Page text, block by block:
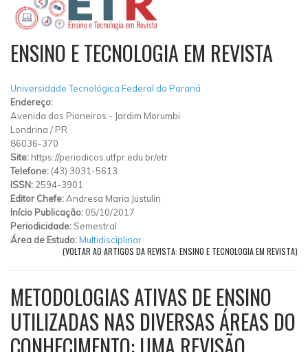
ENSINO E TECNOLOGIA EM REVISTA
Universidade Tecnológica Federal do Paraná
Endereço:
Avenida dos Pioneiros - Jardim Morumbi
Londrina / PR
86036-370
Site: https://periodicos.utfpr.edu.br/etr
Telefone: (43) 3031-5613
ISSN: 2594-3901
Editor Chefe:Andresa Maria Justulin
Início Publicação: 05/10/2017
Periodicidade: Semestral
Área de Estudo:Multidisciplinar
(VOLTAR AO ARTIGOS DA REVISTA: ENSINO E TECNOLOGIA EM REVISTA)
METODOLOGIAS ATIVAS DE ENSINO
UTILIZADAS NAS DIVERSAS ÁREAS DO
CONHECIMENTO: UMA REVISÃO